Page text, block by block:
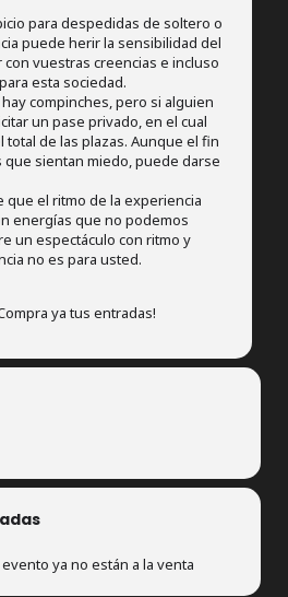
para despedidas de soltero o
puede herir la sensibilidad del
vuestras creencias e incluso
esta sociedad.
compinches, pero si alguien
un pase privado, en el cual
de las plazas. Aunque el fin
sientan miedo, puede darse
que el ritmo de la experiencia
energías que no podemos
un espectáculo con ritmo y
no es para usted.
ya tus entradas!
ya no están a la venta